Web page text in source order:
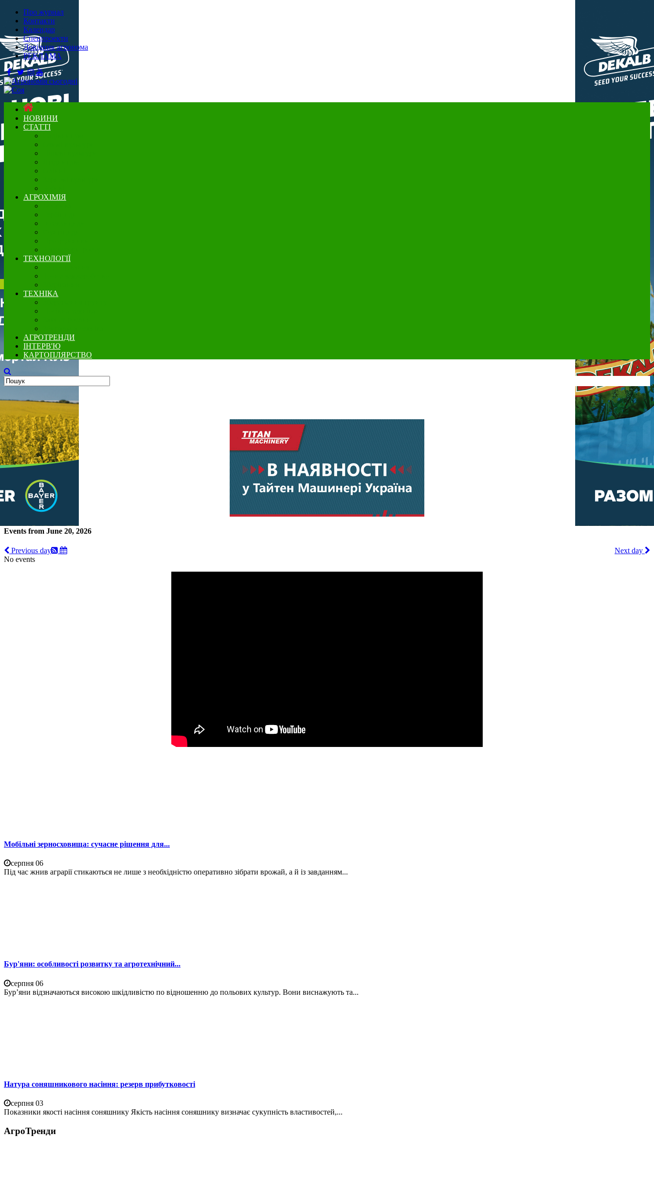
Про журнал
Контакти
Календар
Спецпроекти
Довідник агронома
РЕКЛАМА
НОВИНИ
СТАТТІ
АГРОХІМІЯ
ТЕХНОЛОГІЇ
ТЕХНІКА
АГРОТРЕНДИ
ІНТЕРВ'Ю
КАРТОПЛЯРСТВО
Events from June 20, 2026
Previous day
Next day
No events
Мобільні зерносховища: сучасне рішення для...
серпня 06
Під час жнив аграрії стикаються не лише з необхідністю оперативно зібрати врожай, а й із завданням...
Бур'яни: особливості розвитку та агротехнічний...
серпня 06
Бур’яни відзначаються високою шкідливістю по відношенню до польових культур. Вони виснажують та...
Натура соняшникового насіння: резерв прибутковості
серпня 03
Показники якості насіння соняшнику Якість насіння соняшнику визначає сукупність властивостей,...
АгроТренди